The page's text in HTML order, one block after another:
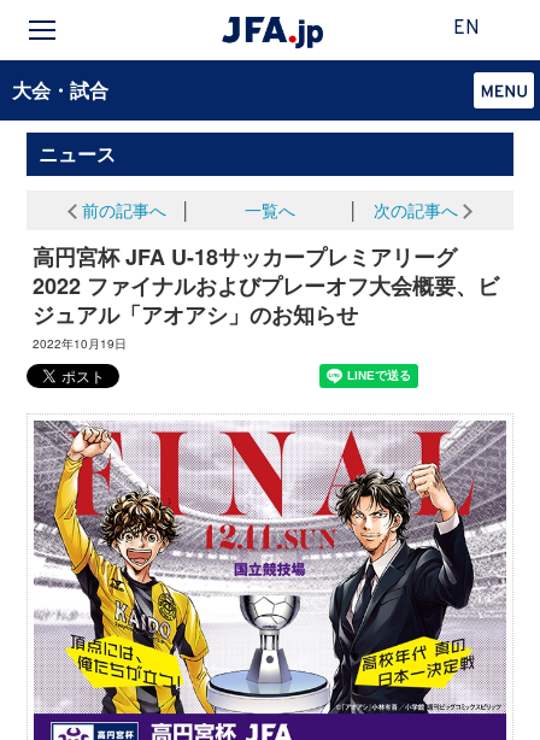
EN
大会・試合
ニュース
前の記事へ 一覧へ 次の記事へ
高円宮杯 JFA U-18サッカープレミアリーグ
2022 ファイナルおよびプレーオフ大会概要、ビ
ジュアル「アオアシ」のお知らせ
2022年10月19日